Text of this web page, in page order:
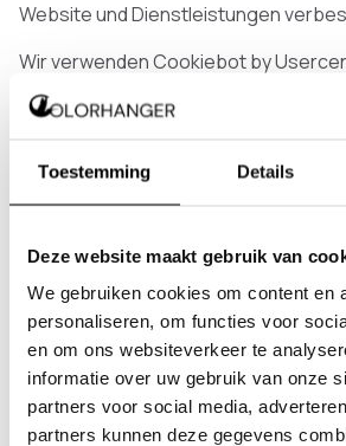
Toestemming Details
Deze website maakt gebruik van
We gebruiken cookies om content en
personaliseren, om functies voor
en om ons websiteverkeer te
informatie over uw gebruik van onze
partners voor social media,
partners kunnen deze gegevens
Website und Dienstleistungen
Wir verwenden Cookiebot by
zu verwalten und Einwilligungen zu
das Cookie-Banner koennen Sie Ihre
und Tags zu verwalten, soweit dies
Cookies koennen unter anderem
werden:
• Notwendige Cookies:
und Webshop technisch